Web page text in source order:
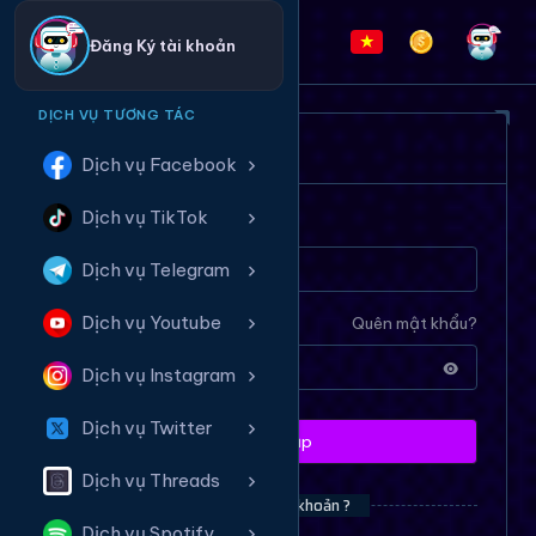
Đăng Ký tài khoản
DỊCH VỤ TƯƠNG TÁC
Dịch vụ Facebook
Dịch vụ TikTok
Dịch vụ Telegram
Dịch vụ Youtube
Dịch vụ Instagram
Dịch vụ Twitter
Dịch vụ Threads
ĐĂNG NHẬP HỆ THỐNG
Tên tài khoản
Quên mật khẩu?
Mật khẩu
Đăng nhập
Bạn chưa có tài khoản ?